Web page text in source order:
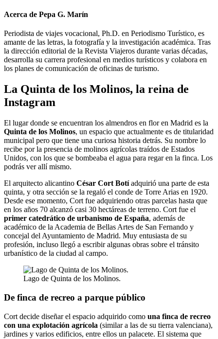
Acerca de Pepa G. Marín
Periodista de viajes vocacional, Ph.D. en Periodismo Turístico, es
amante de las letras, la fotografía y la investigación académica. Tras
la dirección editorial de la Revista Viajeros durante varias décadas,
desarrolla su carrera profesional en medios turísticos y colabora en
los planes de comunicación de oficinas de turismo.
La Quinta de los Molinos, la reina de
Instagram
El lugar donde se encuentran los almendros en flor en Madrid es la
Quinta de los Molinos, un espacio que actualmente es de titularidad
municipal pero que tiene una curiosa historia detrás. Su nombre lo
recibe por la presencia de molinos agrícolas traídos de Estados
Unidos, con los que se bombeaba el agua para regar en la finca. Los
podrás ver allí mismo.
El arquitecto alicantino César Cort Botíadquirió una parte de esta
quinta, y otra sección se la regaló el conde de Torre Arias en 1920.
Desde ese momento, Cort fue adquiriendo otras parcelas hasta que
en los años 70 alcanzó casi 30 hectáreas de terreno. Cort fue el
primer catedrático de urbanismo de España, además de
académico de la Academia de Bellas Artes de San Fernando y
concejal del Ayuntamiento de Madrid. Muy entusiasta de su
profesión, incluso llegó a escribir algunas obras sobre el tránsito
urbanístico de la ciudad al campo.
Lago de Quinta de los Molinos.
De finca de recreo a parque público
Cort decide diseñar el espacio adquirido como una finca de recreo
con una explotación agrícola (similar a las de su tierra valenciana),
jardines y varios edificios, entre ellos un palacete. El sistema que